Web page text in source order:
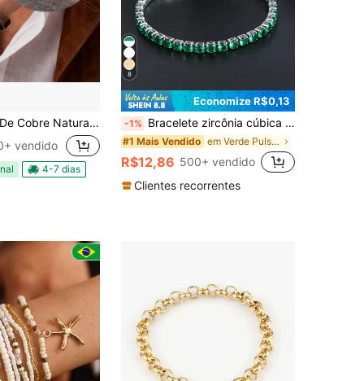
Envelhecida Feita a Mão Artesanato
vendido
4-7 dias
8
Economize R$0,13
-1% Bracelete zircônia cúbica decoração
#1 Mais Vendido em Verde Pulseiras Correntes Femininas
R$12,86 500+ vendido
Clientes recorrentes